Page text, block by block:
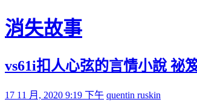
Skip to content
消失故事
vs61i扣人心弦的言情小說 祕
Posted on
17 11 月, 2020 9:19 下午 by
quentin ruskin